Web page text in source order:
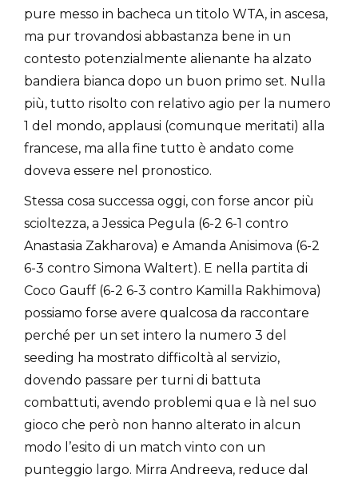
pure messo in bacheca un titolo WTA, in ascesa,
ma pur trovandosi abbastanza bene in un
contesto potenzialmente alienante ha alzato
bandiera bianca dopo un buon primo set. Nulla
più, tutto risolto con relativo agio per la numero
1 del mondo, applausi (comunque meritati) alla
francese, ma alla fine tutto è andato come
doveva essere nel pronostico.
Stessa cosa successa oggi, con forse ancor più
scioltezza, a Jessica Pegula (6-2 6-1 contro
Anastasia Zakharova) e Amanda Anisimova (6-2
6-3 contro Simona Waltert). E nella partita di
Coco Gauff (6-2 6-3 contro Kamilla Rakhimova)
possiamo forse avere qualcosa da raccontare
perché per un set intero la numero 3 del
seeding ha mostrato difficoltà al servizio,
dovendo passare per turni di battuta
combattuti, avendo problemi qua e là nel suo
gioco che però non hanno alterato in alcun
modo l’esito di un match vinto con un
punteggio largo. Mirra Andreeva, reduce dal